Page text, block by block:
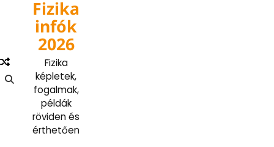
content
Fizika
infók
2026
Fizika
képletek,
fogalmak,
példák
röviden és
érthetően